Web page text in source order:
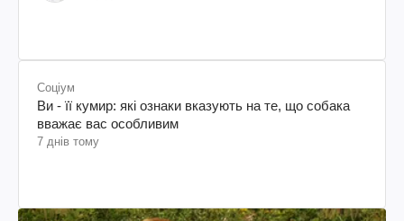
Соціум
Ви - її кумир: які ознаки вказують на те, що собака
вважає вас особливим
7 днів тому